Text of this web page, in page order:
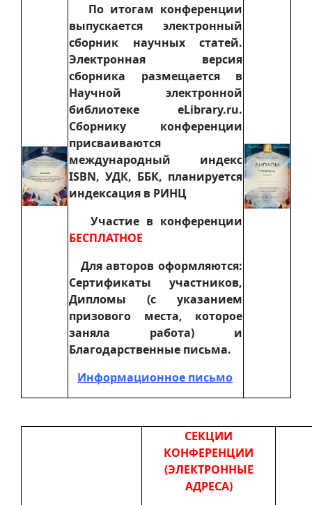
По итогам конференции
выпускается электронный
сборник научных статей.
Электронная версия
сборника размещается в
Научной электронной
библиотеке eLibrary.ru.
Сборнику конференции
присваиваются
международный индекс
ISBN, УДК, ББК, планируется
индексация в РИНЦ
Участие в конференции
БЕСПЛАТНОЕ
Для авторов оформляются:
Сертификаты участников,
Дипломы (с указанием
призового места, которое
заняла работа) и
Благодарственные письма.
Информационное письмо
СЕКЦИИ
КОНФЕРЕНЦИИ
(ЭЛЕКТРОННЫЕ
АДРЕСА)